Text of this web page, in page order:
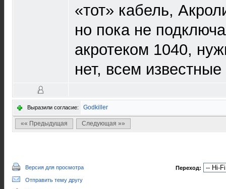
«тот» кабель,
но пока не
акротеком 1040,
нет, всем
Выразили согласие: Godkiller
«« Предыдущая Следующая »»
Версия для просмотра
Отправить тему другу
Переход: